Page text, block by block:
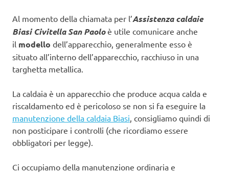
Al momento della chiamata per l’Assistenza caldaie
Biasi Civitella San Paoloè utile comunicare anche
il modello dell’apparecchio, generalmente esso è
situato all’interno dell’apparecchio, racchiuso in una
targhetta metallica.
La caldaia è un apparecchio che produce acqua calda e
riscaldamento ed è pericoloso se non si fa eseguire la
manutenzione della caldaia Biasi , consigliamo quindi di
non posticipare i controlli (che ricordiamo essere
obbligatori per legge).
Ci occupiamo della manutenzione ordinaria e